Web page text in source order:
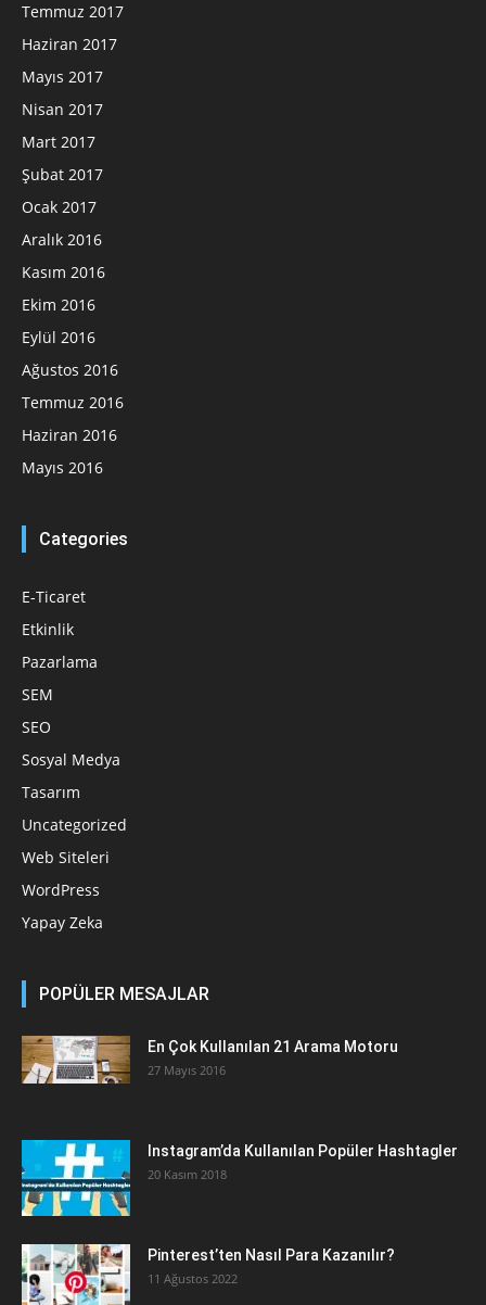
Temmuz 2017
Haziran 2017
Mayıs 2017
Nisan 2017
Mart 2017
Şubat 2017
Ocak 2017
Aralık 2016
Kasım 2016
Ekim 2016
Eylül 2016
Ağustos 2016
Temmuz 2016
Haziran 2016
Mayıs 2016
Categories
E-Ticaret
Etkinlik
Pazarlama
SEM
SEO
Sosyal Medya
Tasarım
Uncategorized
Web Siteleri
WordPress
Yapay Zeka
POPÜLER MESAJLAR
En Çok Kullanılan 21 Arama Motoru
27 Mayıs 2016
Instagram’da Kullanılan Popüler Hashtagler
20 Kasım 2018
Pinterest’ten Nasıl Para Kazanılır?
11 Ağustos 2022